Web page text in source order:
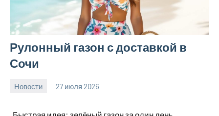
Рулонный газон с доставкой в
Сочи
Новости 27 июля 2026